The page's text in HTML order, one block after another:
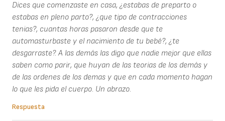
Dices que comenzaste en casa, ¿estabas de preparto o
estabas en pleno parto?, ¿que tipo de contracciones
tenias?, cuantas horas pasaron desde que te
automasturbaste y el nacimiento de tu bebé?, ¿te
desgarraste?. A las demás las digo que nadie mejor que ellas
saben como parir, que huyan de las teorias de los demás y
de las ordenes de los demas y que en cada momento hagan
lo que les pida el cuerpo. Un abrazo.
Respuesta